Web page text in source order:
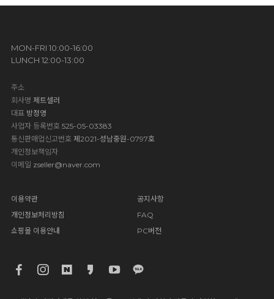
MON-FRI 10:00-16:00
LUNCH 12:00-13:00
주소
회사명 제트셀러
대표방정영
사업자 등록번호 525-05-03383
통신판매업신고번호 제2021-성남중원-0797호
개인정보책임자
이메일 zseller@naver.com
이용약관
개인정보처리방침
쇼핑몰 이용안내
공지사항
FAQ
PC버전